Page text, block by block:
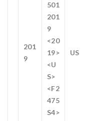
201
9
501
201
9
<20
19>
<U
S>
<F2
475
S4>
US